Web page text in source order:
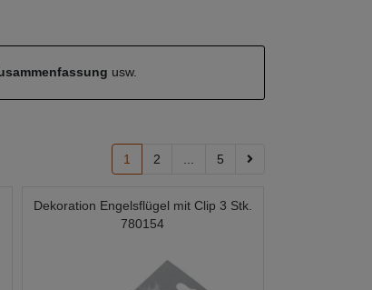
usw.
1 2 5
Dekoration Engelsflügel mit Clip 3 Stk.
780154